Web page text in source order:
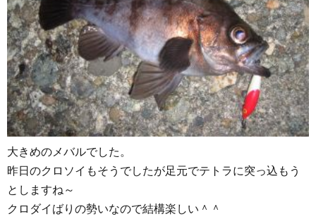
大きめのメバルでした。
昨日のクロソイもそうでしたが足元でテトラに突っ込もう
としますね～
クロダイばりの勢いなので結構楽しい＾＾